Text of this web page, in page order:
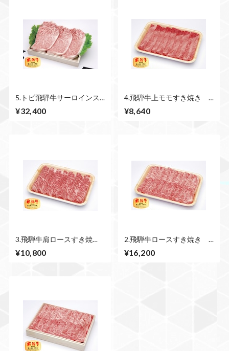
5.トビ飛騨牛サーロインス
¥32,400
4.飛騨牛上モモすき焼き
¥8,640
3.飛騨牛肩ロースすき焼
¥10,800
2.飛騨牛ロースすき焼き
¥16,200